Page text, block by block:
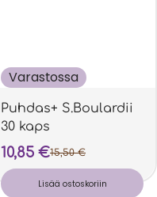
Varastossa
Puhdas+ S.Boulardii
30 kaps
15,50€
10,85 €
Lisää ostoskoriin